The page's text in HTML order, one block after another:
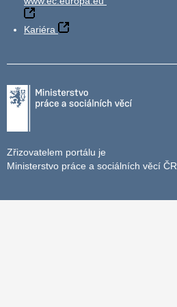
Kariéra
Zřizovatelem portálu je
Ministerstvo práce a sociálních věcí ČR